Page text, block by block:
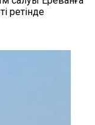
ретінде